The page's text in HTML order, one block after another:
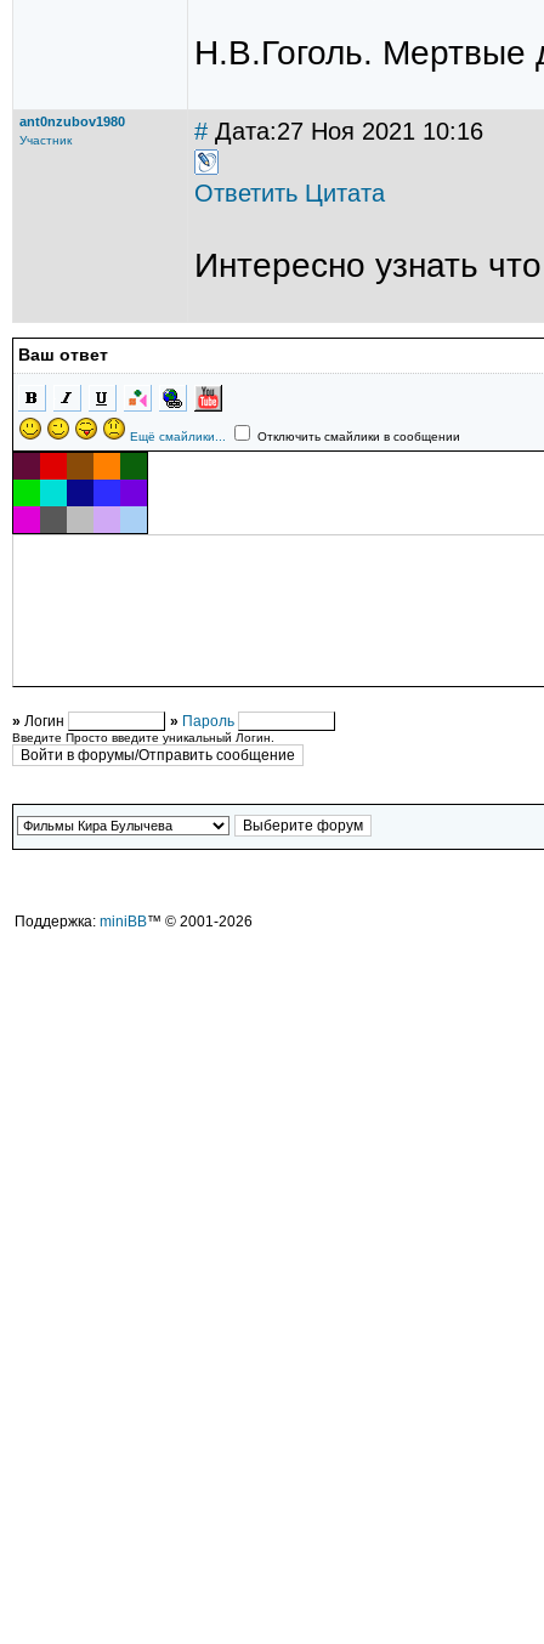
Н.В.Гоголь. Мертвые
ant0nzubov1980
Участник # Дата:27 Ноя 2021 10:16
Ответить Цитата
Интересно узнать
Ваш ответ
Ещё смайлики... Отключить смайлики в сообщении
» Логин » Пароль
Введите Просто введите уникальный Логин.
Поддержка: miniBB™ © 2001-2026